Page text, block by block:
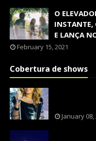
O
INSTANTE,
E LANÇA
February 15, 2021
Cobertura de shows
January 08,